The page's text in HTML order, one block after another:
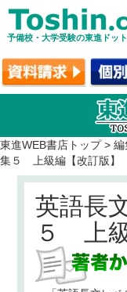
予備校・大学受験の東進ドッ
東進WEB書店トップ> 編
集５ 上級編【改訂版】
英語長
５ 上級